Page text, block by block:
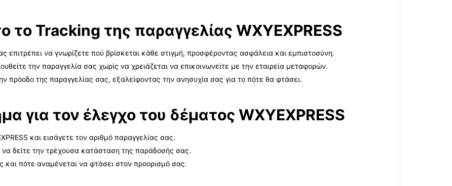
το Tracking της παραγγελίας WXYEXPRESS
επιτρέπει να γνωρίζετε πού βρίσκεται κάθε στιγμή, προσφέροντας ασφάλεια και εμπιστοσύνη.
την παραγγελία σας χωρίς να χρειάζεται να επικοινωνείτε με την εταιρεία μεταφορών.
πρόοδο της παραγγελίας σας, εξαλείφοντας την ανησυχία σας για το πότε θα φτάσει.
για τον έλεγχο του δέματος WXYEXPRESS
και εισάγετε τον αριθμό παραγγελίας σας.
δείτε την τρέχουσα κατάσταση της παράδοσής σας.
πότε αναμένεται να φτάσει στον προορισμό σας.